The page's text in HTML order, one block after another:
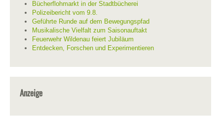
Bücherflohmarkt in der Stadtbücherei
Polizeibericht vom 9.8.
Geführte Runde auf dem Bewegungspfad
Musikalische Vielfalt zum Saisonauftakt
Feuerwehr Wildenau feiert Jubiläum
Entdecken, Forschen und Experimentieren
Anzeige